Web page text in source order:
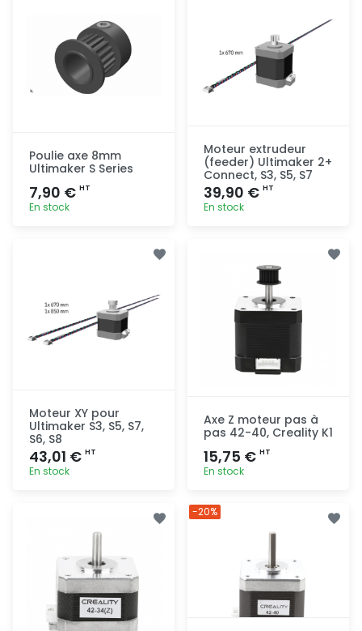
Poulie axe 8mm
Ultimaker S Series
7,90 € HT
En stock
Moteur extrudeur
(feeder) Ultimaker 2+
Connect, S3, S5, S7
39,90 € HT
En stock
Moteur XY pour
Ultimaker S3, S5, S7,
S6, S8
43,01 € HT
En stock
Axe Z moteur pas à
pas 42-40, Creality K1
15,75 € HT
En stock
-20%